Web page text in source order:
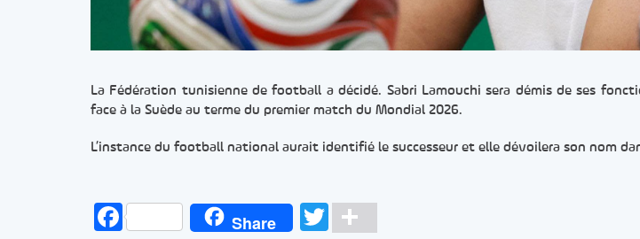
La Fédération tunisienne de football a décidé. Sabri Lamouchi sera démis de ses
face à la Suède au terme du premier match du Mondial 2026.
L’instance du football national aurait identifié le successeur et elle dévoilera son nom
FacebookShare Twitter